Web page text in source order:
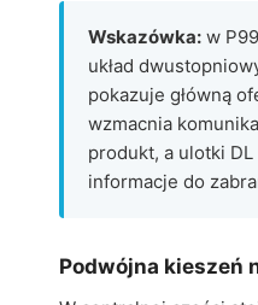
Wskazówka: w
układ
pokazuje główną
wzmacnia
produkt, a ulotki
informacje do
Podwójna kieszeń